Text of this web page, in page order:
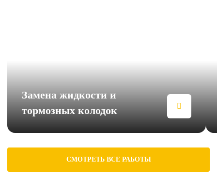
Замена жидкости и
тормозных колодок
СМОТРЕТЬ ВСЕ РАБОТЫ